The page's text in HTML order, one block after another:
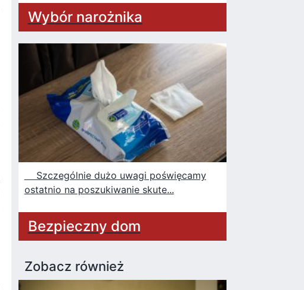
Wybór narożnika
Szczególnie dużo uwagi poświęcamy
ostatnio na poszukiwanie skute...
Bezpieczny dom
Zobacz również